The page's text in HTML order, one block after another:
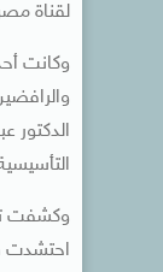
لقناة مصر 25 – هارب) وجمال صابر ( محام) ومحمد البلتاجي (طبيب) وعصام العريان (طبيب) ووجدي غنيم
الدكتور
احتشدت